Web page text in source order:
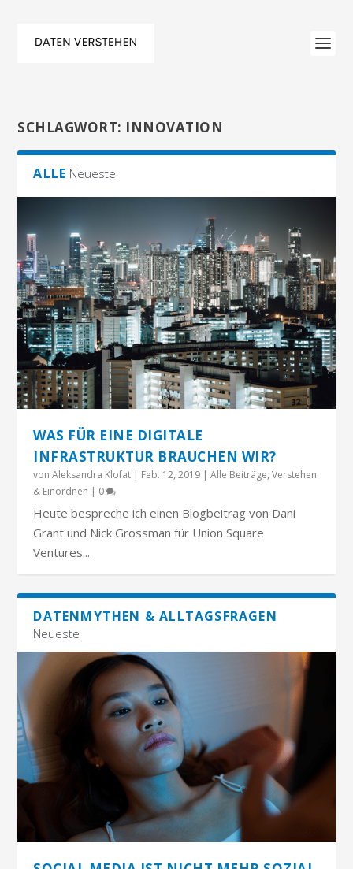
SCHLAGWORT: INNOVATION
ALLE Neueste
WAS FÜR EINE DIGITALE
INFRASTRUKTUR BRAUCHEN WIR?
vonAleksandra Klofat | Feb. 12, 2019 |Alle Beiträge,Verstehen
& Einordnen | 0
Heute bespreche ich einen Blogbeitrag von Dani
Grant und Nick Grossman für Union Square
Ventures...
DATENMYTHEN & ALLTAGSFRAGEN
Neueste